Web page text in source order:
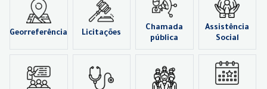
Georreferência Licitações
Chamada
pública
Assistência
Social